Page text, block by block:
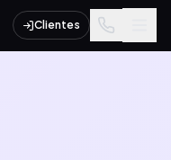
Clientes